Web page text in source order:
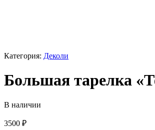
Категория: Деколи
Большая тарелка
В наличии
3500 ₽